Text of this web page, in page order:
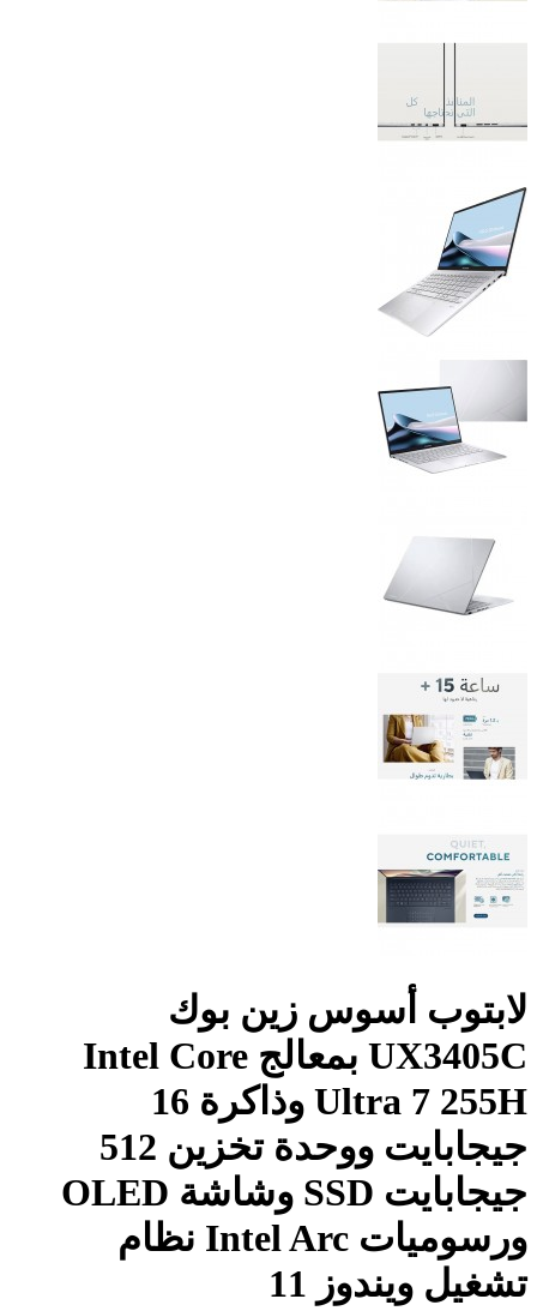
لابتوب أسوس زين بوك
UX3405C بمعالج Intel Core
Ultra 7 255H وذاكرة 16
جيجابايت ووحدة تخزين 512
جيجابايت SSD وشاشة OLED
ورسوميات Intel Arc نظام
تشغيل ويندوز 11